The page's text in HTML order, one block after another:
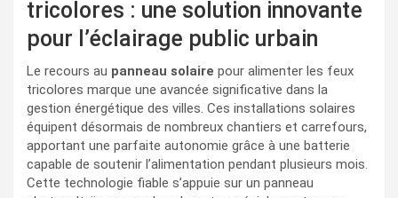
tricolores : une solution innovante
pour l’éclairage public urbain
Le recours au panneau solaire pour alimenter les feux
tricolores marque une avancée significative dans la
gestion énergétique des villes. Ces installations solaires
équipent désormais de nombreux chantiers et carrefours,
apportant une parfaite autonomie grâce à une batterie
capable de soutenir l’alimentation pendant plusieurs mois.
Cette technologie fiable s’appuie sur un panneau